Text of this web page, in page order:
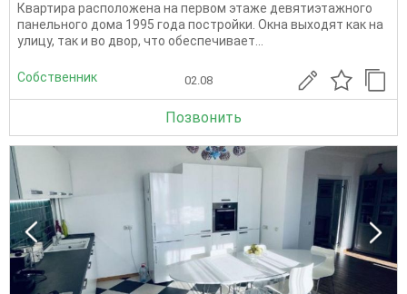
Квартира расположена на первом этаже девятиэтажного
панельного дома 1995 года постройки. Окна выходят как на
улицу, так и во двор, что обеспечивает...
Собственник 02.08
Позвонить